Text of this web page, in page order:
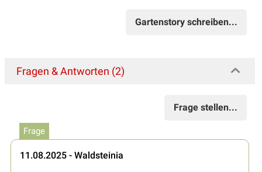
Gartenstory schreiben...
Fragen & Antworten (2)
Frage stellen...
Frage
11.08.2025 - Waldsteinia